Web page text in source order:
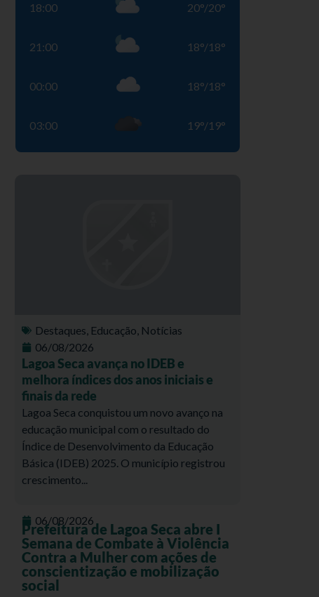
18:00 20°/20°
21:00 18°/18°
00:00 18°/18°
03:00 19°/19°
Destaques, Educação, Notícias
06/08/2026
Lagoa Seca avança no IDEB e
melhora índices dos anos iniciais e
finais da rede
Lagoa Seca conquistou um novo avanço na
educação municipal com o resultado do
Índice de Desenvolvimento da Educação
Básica (IDEB) 2025. O município registrou
crescimento...
06/08/2026
Prefeitura de Lagoa Seca abre I
Semana de Combate à Violência
Contra a Mulher com ações de
conscientização e mobilização
social